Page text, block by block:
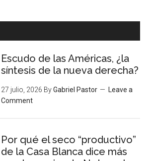
Escudo de las Américas, ¿la
síntesis de la nueva derecha?
27 julio, 2026 ByGabriel Pastor
Leave a
Comment
Por qué el seco “productivo”
de la Casa Blanca dice más